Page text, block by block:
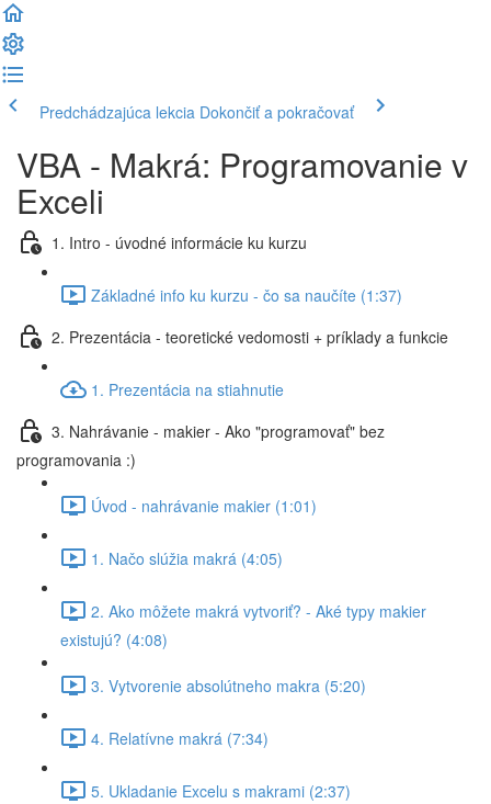
Predchádzajúca lekcia Dokončiť a pokračovať
VBA - Makrá: Programovanie v
Exceli
1. Intro - úvodné informácie ku kurzu
Základné info ku kurzu - čo sa naučíte (1:37)
2. Prezentácia - teoretické vedomosti + príklady a funkcie
1. Prezentácia na stiahnutie
3. Nahrávanie - makier - Ako "programovať" bez
programovania :)
Úvod - nahrávanie makier (1:01)
1. Načo slúžia makrá (4:05)
2. Ako môžete makrá vytvoriť? - Aké typy makier
existujú? (4:08)
3. Vytvorenie absolútneho makra (5:20)
4. Relatívne makrá (7:34)
5. Ukladanie Excelu s makrami (2:37)